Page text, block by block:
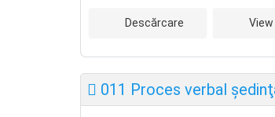
Descărcare View
011 Proces verbal